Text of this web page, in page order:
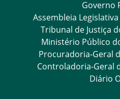
Governo
Assembleia
Tribunal de Justiça
Ministério Público
Procuradoria-Geral
Controladoria-Geral
Diário